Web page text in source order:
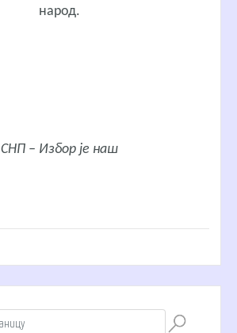
народ.
СНП – Избор је наш